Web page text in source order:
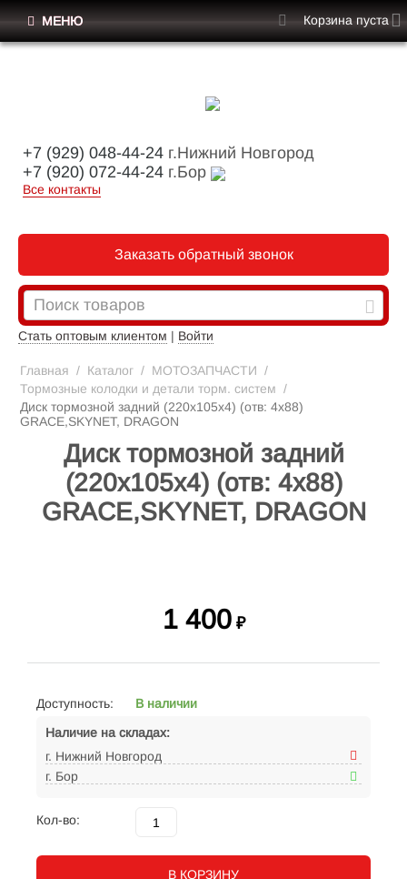
+7 (929) 048-44-24 г.Нижний Новгород
+7 (920) 072-44-24 г.Бор
Все контакты
Заказать обратный звонок
Стать оптовым клиентом | Войти
МЕНЮ Корзина пуста
Главная / Каталог / МОТОЗАПЧАСТИ /
Тормозные колодки и детали торм. систем /
Диск тормозной задний (220x105x4) (отв: 4x88)
GRACE,SKYNET, DRAGON
Диск тормозной задний
(220x105x4) (отв: 4x88)
GRACE,SKYNET, DRAGON
1 400 ₽
Доступность:
В наличии
Наличие на складах:
г. Нижний Новгород
г. Бор
Кол-во:
В КОРЗИНУ